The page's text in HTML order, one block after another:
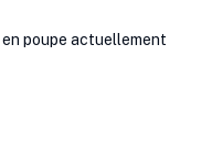
poupe actuellement